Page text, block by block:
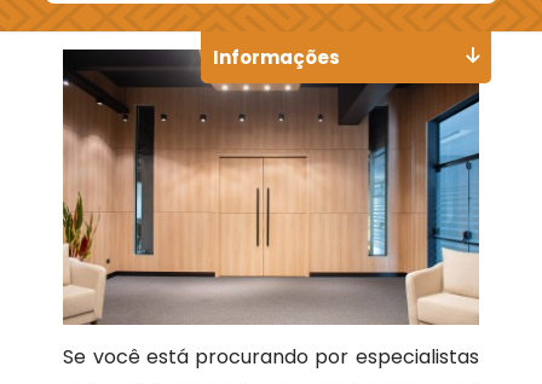
Se você está procurando por especialistas
Informações